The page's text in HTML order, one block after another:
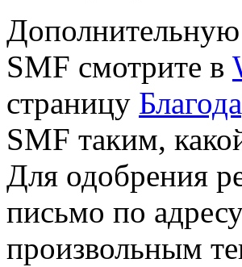
SMF смотрите в
страницу
SMF таким,
Для одобрения
письмо по
произвольным